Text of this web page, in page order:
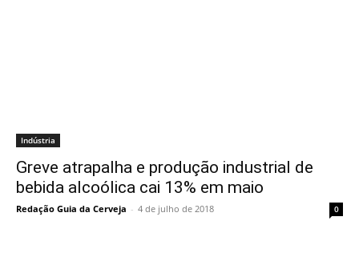
Indústria
Greve atrapalha e produção industrial de
bebida alcoólica cai 13% em maio
Redação Guia da Cerveja - 4 de julho de 2018 0